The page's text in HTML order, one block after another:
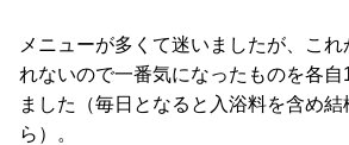
メニューが多くて迷いましたが、こ
れないので一番気になったものを各自
ました（毎日となると入浴料を含め
ら）。